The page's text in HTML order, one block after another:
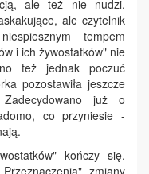
ale też nie nudzi.
ale czytelnik
tempem
i ich żywostatków" nie
też jednak poczuć
pozostawiła jeszcze
Zadecydowano już o
co przyniesie -
kończy się.